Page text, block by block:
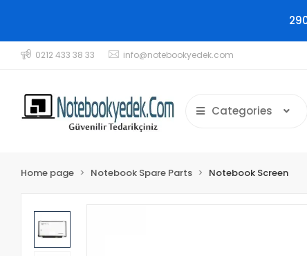
0212 433 38 33 info@notebookyedek.com
Categories
Home page Notebook Spare Parts Notebook Screen